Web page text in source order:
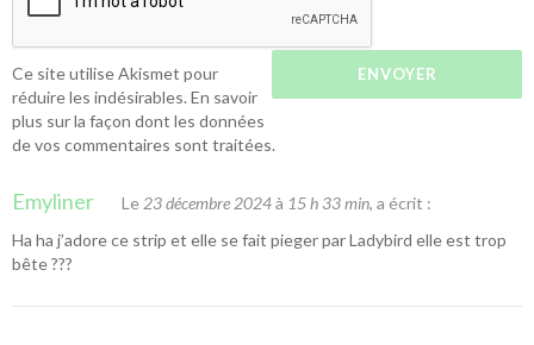
Ce site utilise Akismet pour
réduire les indésirables.En savoir
plus sur la façon dont les données
de vos commentaires sont traitées.
Emyliner Le23 décembre 2024à 15 h 33 min, a écrit :
Ha ha j’adore ce strip et elle se fait pieger par Ladybird elle est trop
bête ???